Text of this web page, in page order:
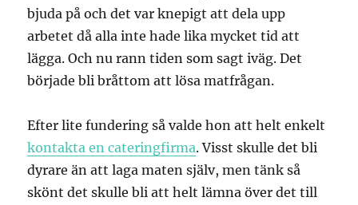
bjuda på och det var knepigt att dela upp
arbetet då alla inte hade lika mycket tid att
lägga. Och nu rann tiden som sagt iväg. Det
började bli bråttom att lösa matfrågan.
Efter lite fundering så valde hon att helt enkelt
kontakta en cateringfirma. Visst skulle det bli
dyrare än att laga maten själv, men tänk så
skönt det skulle bli att helt lämna över det till